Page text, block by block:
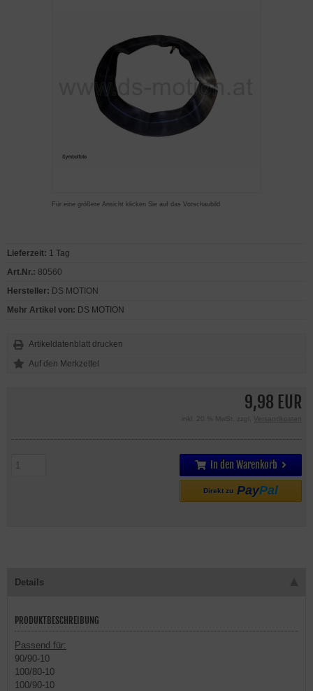
Für eine größere Ansicht klicken Sie auf das Vorschaubild
9,98 EUR
inkl. 20 % MwSt. zzgl. Versandkosten
In den Warenkorb
Direkt zu PayPal
Lieferzeit: 1 Tag
Art.Nr.: 80560
Hersteller: DS MOTION
Mehr Artikel von: DS MOTION
Artikeldatenblatt drucken
Details
PRODUKTBESCHREIBUNG
Passend für:
90/90-10
100/80-10
100/90-10